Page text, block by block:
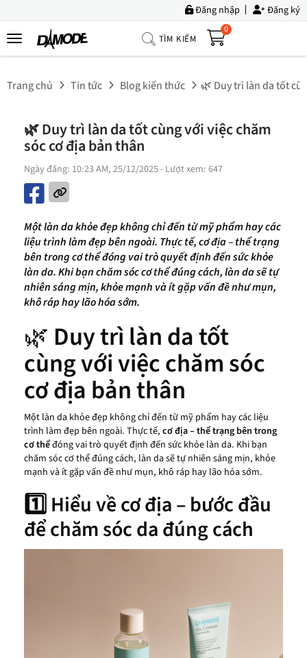
Đăng nhập Đăng ký
TÌM KIẾM
0
Trang
Phẩm
Sưu
Trang chủ Tin tức Blog kiến thức 🌿 Duy trì làn da tốt
🌿 Duy trì làn da tốt cùng với việc chăm
sóc cơ địa bản thân
Ngày đăng: 10:23 AM, 25/12/2025- Lượt xem: 647
Một làn da khỏe đẹp không chỉ đến từ mỹ phẩm hay các
liệu trình làm đẹp bên ngoài. Thực tế, cơ địa – thể trạng
bên trong cơ thể đóng vai trò quyết định đến sức khỏe
làn da. Khi bạn chăm sóc cơ thể đúng cách, làn da sẽ tự
nhiên sáng mịn, khỏe mạnh và ít gặp vấn đề như mụn,
khô ráp hay lão hóa sớm.
🌿 Duy trì làn da tốt
cùng với việc chăm sóc
cơ địa bản thân
Một làn da khỏe đẹp không chỉ đến từ mỹ phẩm hay các liệu
trình làm đẹp bên ngoài. Thực tế, cơ địa – thể trạng bên trong
cơ thểđóng vai trò quyết định đến sức khỏe làn da. Khi bạn
chăm sóc cơ thể đúng cách, làn da sẽ tự nhiên sáng mịn, khỏe
mạnh và ít gặp vấn đề như mụn, khô ráp hay lão hóa sớm.
1️⃣ Hiểu về cơ địa – bước đầu
để chăm sóc da đúng cách